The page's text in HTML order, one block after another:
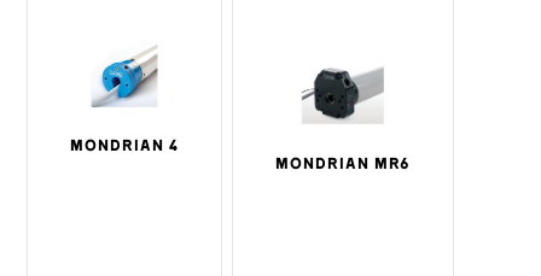
MONDRIAN 4
MONDRIAN MR6